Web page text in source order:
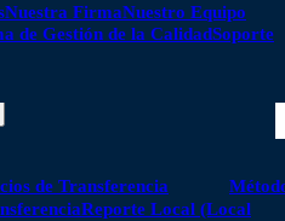
Nuestra FirmaNuestro Equipo
de Gestión de la CalidadSoporte
de Transferencia
Reporte Local (Local